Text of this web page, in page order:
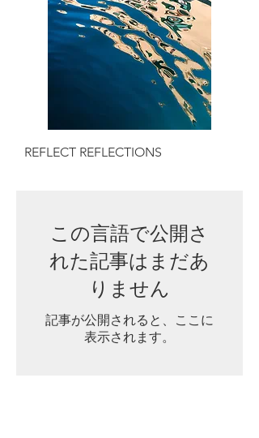
REFLECT REFLECTIONS
この言語で公開さ
れた記事はまだあ
りません
記事が公開されると、ここに
表示されます。